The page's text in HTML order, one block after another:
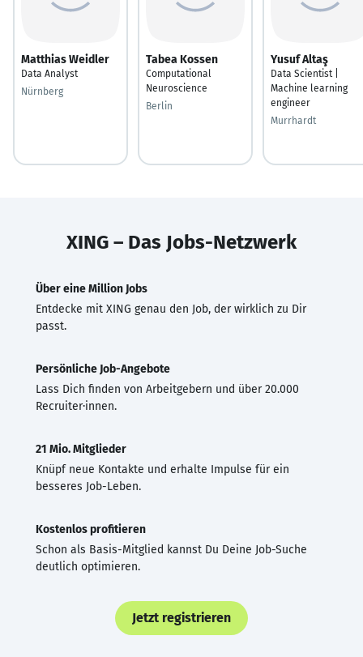
Matthias Weidler
Data Analyst
Nürnberg
Tabea Kossen
Computational
Neuroscience
Berlin
Yusuf Altaş
Data Scientist |
Machine learning
engineer
Murrhardt
XING – Das Jobs-Netzwerk
Über eine Million Jobs
Entdecke mit XING genau den Job, der wirklich zu Dir
passt.
Persönliche Job-Angebote
Lass Dich finden von Arbeitgebern und über 20.000
Recruiter·innen.
21 Mio. Mitglieder
Knüpf neue Kontakte und erhalte Impulse für ein
besseres Job-Leben.
Kostenlos profitieren
Schon als Basis-Mitglied kannst Du Deine Job-Suche
deutlich optimieren.
Jetzt registrieren